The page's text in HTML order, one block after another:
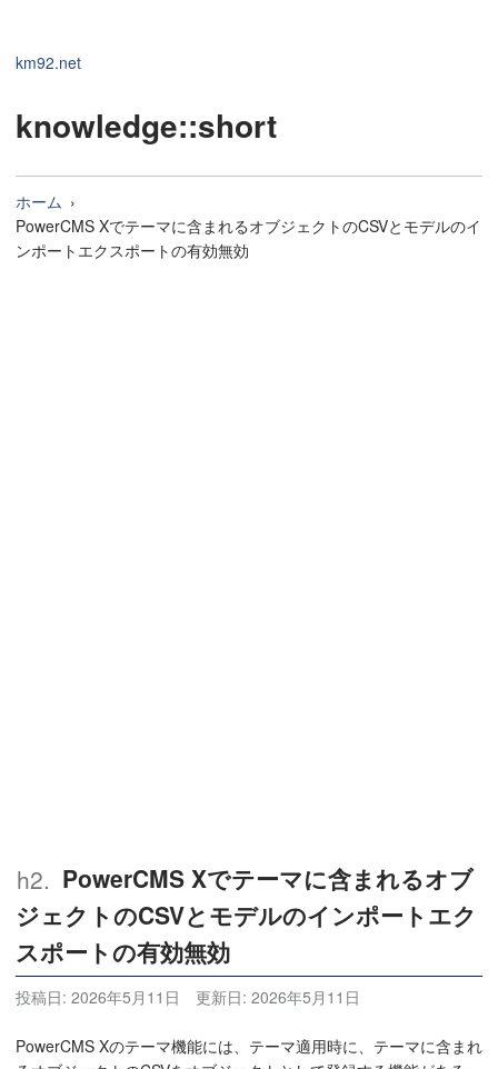
km92.net
knowledge::short
ホーム
PowerCMS Xでテーマに含まれるオブジェクトのCSVとモデルのイ
ンポートエクスポートの有効無効
PowerCMS Xでテーマに含まれるオブ
ジェクトのCSVとモデルのインポートエク
スポートの有効無効
投稿日: 2026年5月11日 更新日: 2026年5月11日
PowerCMS Xのテーマ機能には、テーマ適用時に、テーマに含まれ